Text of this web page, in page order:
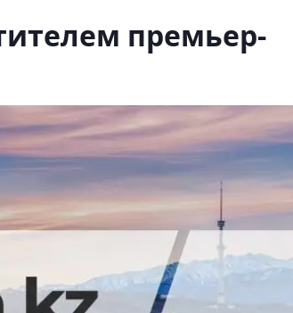
премьер-